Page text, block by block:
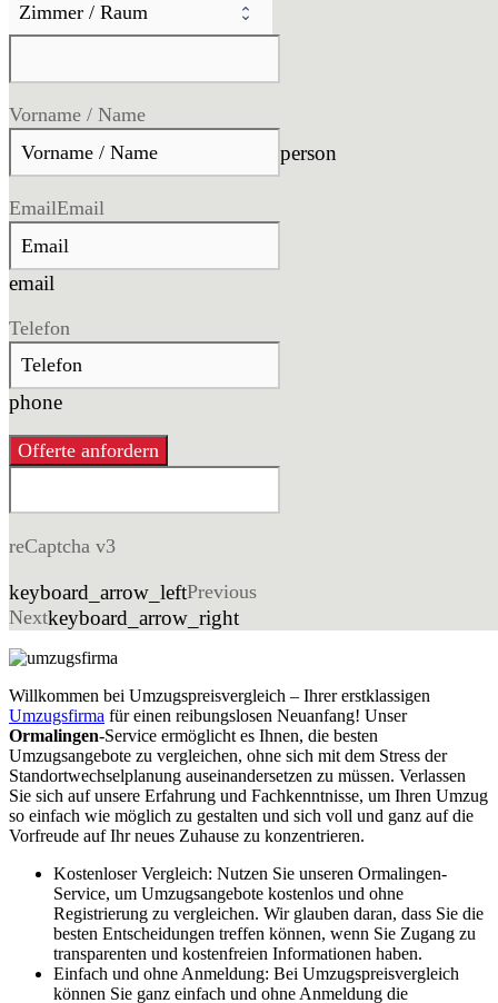
Vorname / Name
person
EmailEmail
email
Telefon
phone
Offerte anfordern
reCaptcha v3
keyboard_arrow_leftPrevious
Nextkeyboard_arrow_right
Willkommen bei Umzugspreisvergleich – Ihrer erstklassigen
Umzugsfirma für einen reibungslosen Neuanfang! Unser
Ormalingen-Service ermöglicht es Ihnen, die besten
Umzugsangebote zu vergleichen, ohne sich mit dem Stress der
Standortwechselplanung auseinandersetzen zu müssen. Verlassen
Sie sich auf unsere Erfahrung und Fachkenntnisse, um Ihren Umzug
so einfach wie möglich zu gestalten und sich voll und ganz auf die
Vorfreude auf Ihr neues Zuhause zu konzentrieren.
Kostenloser Vergleich: Nutzen Sie unseren Ormalingen-
Service, um Umzugsangebote kostenlos und ohne
Registrierung zu vergleichen. Wir glauben daran, dass Sie die
besten Entscheidungen treffen können, wenn Sie Zugang zu
transparenten und kostenfreien Informationen haben.
Einfach und ohne Anmeldung: Bei Umzugspreisvergleich
können Sie ganz einfach und ohne Anmeldung die